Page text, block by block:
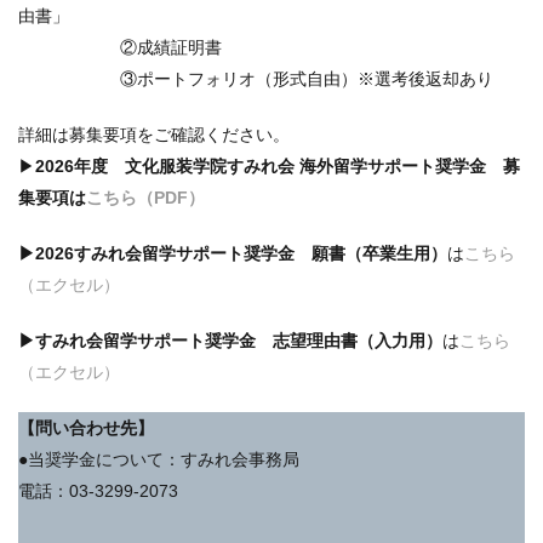
由書」
②成績証明書
③ポートフォリオ（形式自由）※選考後返却あり
詳細は募集要項をご確認ください。
▶2026年度 文化服装学院すみれ会 海外留学サポート奨学金
募
集要項はこちら（PDF）
▶2026すみれ会留学サポート奨学金 願書（卒業生用） は こちら
（エクセル）
▶すみれ会留学サポート奨学金 志望理由書（入力用） は こちら
（エクセル）
【問い合わせ先】
●当奨学金について：すみれ会事務局
電話：03-3299-2073